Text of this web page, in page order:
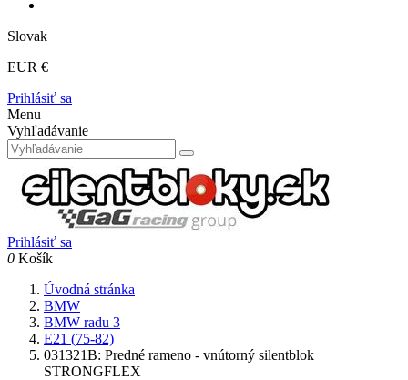
Slovak
EUR €
Prihlásiť sa
Menu
Vyhľadávanie
Prihlásiť sa
0 Košík
Úvodná stránka
BMW
BMW radu 3
E21 (75-82)
031321B: Predné rameno - vnútorný silentblok
STRONGFLEX